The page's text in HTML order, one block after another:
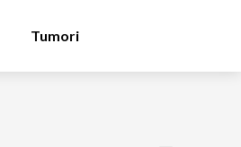
Tumori